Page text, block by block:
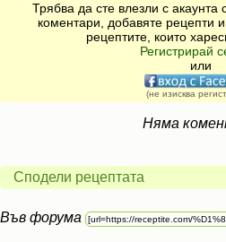
Трябва да сте влезли с
коментари, добавяте рецепти
рецептите, които
Регистрирай
или
(не изисква
Няма
Сподели рецептата
Във форума